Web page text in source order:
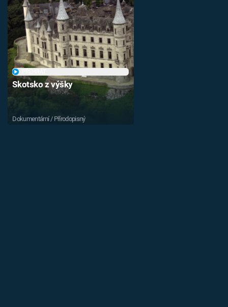
Skotsko z výšky
Dokumentární / Přírodopisný